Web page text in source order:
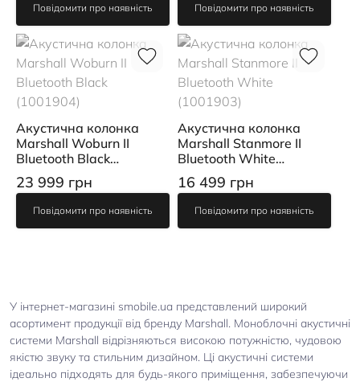
Повідомити про наявність Повідомити про наявність
Акустична колонка
Marshall Woburn II
Bluetooth Black
(1001904)
23 999 грн
Повідомити про наявність
Акустична колонка
Marshall Stanmore II
Bluetooth White
(1001903)
16 499 грн
Повідомити про наявність
У інтернет-магазині smobile.ua представлений широкий
асортимент продукції від бренду Marshall. Моноблочні акустичні
системи Marshall відрізняються високою потужністю, чудовою
якістю звуку та стильним дизайном. Ці акустичні системи
ідеально підходять для будь-якого приміщення, забезпечуючи